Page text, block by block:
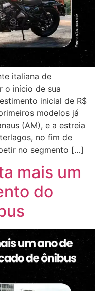
italiana de
o início de sua
inicial de R$
modelos já
(AM), e a estreia
no fim de
no segmento […]
mais um
do